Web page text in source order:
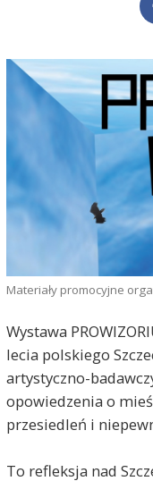
Materiały promocyjne
Wystawa
lecia polskiego
artystyczno-
opowiedzenia o
przesiedleń i
To refleksja nad